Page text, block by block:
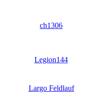
ch1306
Legion144
Largo Feldlauf